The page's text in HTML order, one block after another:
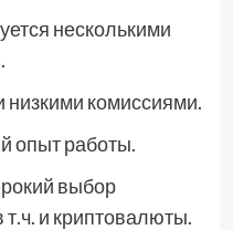
несколькими
комиссиями.
опыт работы.
выбор
т.ч. и криптовалюты.